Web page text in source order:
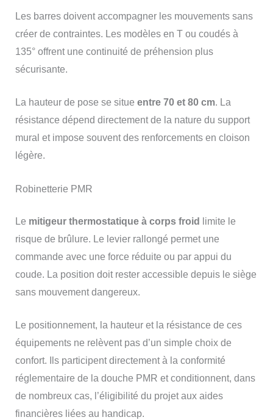
Les barres doivent accompagner les mouvements sans
créer de contraintes. Les modèles en T ou coudés à
135° offrent une continuité de préhension plus
sécurisante.
La hauteur de pose se situe entre 70 et 80 cm. La
résistance dépend directement de la nature du support
mural et impose souvent des renforcements en cloison
légère.
Robinetterie PMR
Le mitigeur thermostatique à corps froid
limite le
risque de brûlure. Le levier rallongé permet une
commande avec une force réduite ou par appui du
coude. La position doit rester accessible depuis le siège
sans mouvement dangereux.
Le positionnement, la hauteur et la résistance de ces
équipements ne relèvent pas d’un simple choix de
confort. Ils participent directement à la conformité
réglementaire de la douche PMR et conditionnent, dans
de nombreux cas, l’éligibilité du projet aux aides
financières liées au handicap.